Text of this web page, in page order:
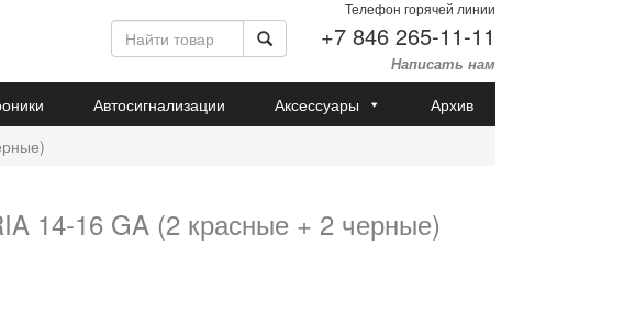
Телефон горячей линии
+7 846 265-11-11
Написать нам
Автосигнализации Аксессуары
Архив
14-16 GA (2 красные + 2 черные)